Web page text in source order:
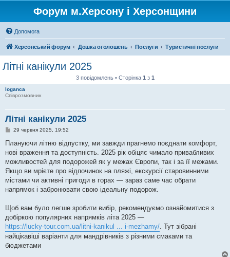
Форум м.Херсону і Херсонщини
Допомога
Херсонський форум Дошка оголошень Послуги Туристичні послуги
Літні канікули 2025
3 повідомлень • Сторінка 1 з 1
loganca
Співрозмовник
Літні канікули 2025
П
в
д
о
л
е
н
29 червня 2025, 19:52
Плануючи літню відпустку, ми завжди прагнемо поєднати комфорт,
нові враження та доступність. 2025 рік обіцяє чимало привабливих
можливостей для подорожей як у межах Європи, так і за її межами.
Якщо ви мрієте про відпочинок на пляжі, екскурсії старовинними
містами чи активні пригоди в горах — зараз саме час обрати
напрямок і забронювати свою ідеальну подорож.
Щоб вам було легше зробити вибір, рекомендуємо ознайомитися з
добіркою популярних напрямків літа 2025 —
https://lucky-tour.com.ua/litni-kanikul ... i-mezhamy/. Тут зібрані
найцікавіші варіанти для мандрівників з різними смаками та
бюджетами